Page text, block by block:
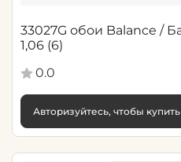
33027G обои Balance / Баланс / Marburg 10,05 x
1,06 (6)
0.0
Авторизуйтесь, чтобы купить